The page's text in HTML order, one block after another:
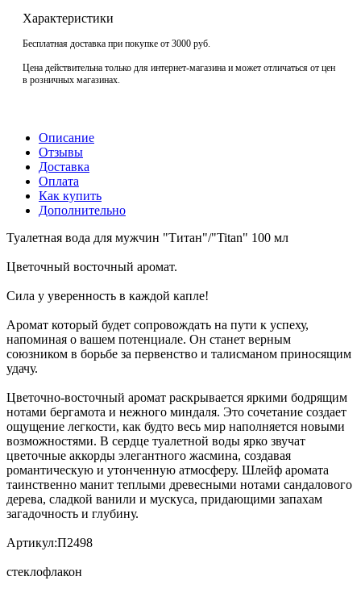
Характеристики
Бесплатная доставка при покупке от 3000 руб.
Цена действительна только для интернет-магазина и может отличаться от цен
в розничных магазинах.
Описание
Отзывы
Доставка
Оплата
Как купить
Дополнительно
Туалетная вода для мужчин "Титан"/"Titan" 100 мл
Цветочный восточный аромат.
Сила у уверенность в каждой капле!
Аромат который будет сопровождать на пути к успеху,
напоминая о вашем потенциале. Он станет верным
союзником в борьбе за первенство и талисманом приносящим
удачу.
Цветочно-восточный аромат раскрывается яркими бодрящим
нотами бергамота и нежного миндаля. Это сочетание создает
ощущение легкости, как будто весь мир наполняется новыми
возможностями. В сердце туалетной воды ярко звучат
цветочные аккорды элегантного жасмина, создавая
романтическую и утонченную атмосферу. Шлейф аромата
таинственно манит теплыми древесными нотами сандалового
дерева, сладкой ванили и мускуса, придающими запахам
загадочность и глубину.
Артикул:П2498
стеклофлакон